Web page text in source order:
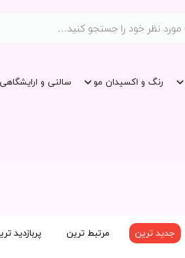
رنگ و اکسیدان مو سالنی و ارایشگاهی
جدید ترین مرتبط ترین پربازدید